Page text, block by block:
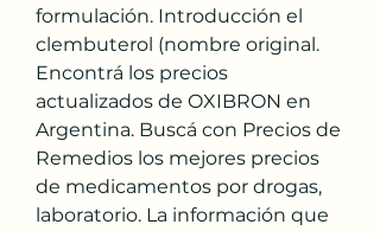
formulación. Introducción el
clembuterol (nombre original.
Encontrá los precios
actualizados de OXIBRON en
Argentina. Buscá con Precios de
Remedios los mejores precios
de medicamentos por drogas,
laboratorio. La información que